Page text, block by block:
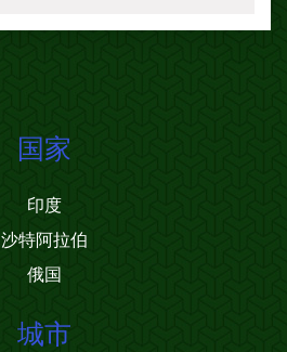
国家
印度
沙特阿拉伯
俄国
城市